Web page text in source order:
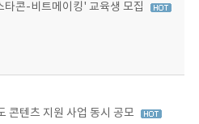
콘-비트메이킹' 교육생 모집
콘텐츠 지원 사업 동시 공모